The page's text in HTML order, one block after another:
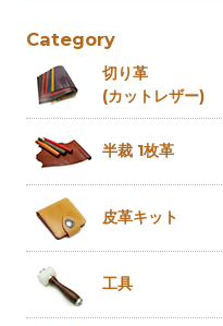
Category
切り革
(カットレザー)
半裁 1枚革
皮革キット
工具